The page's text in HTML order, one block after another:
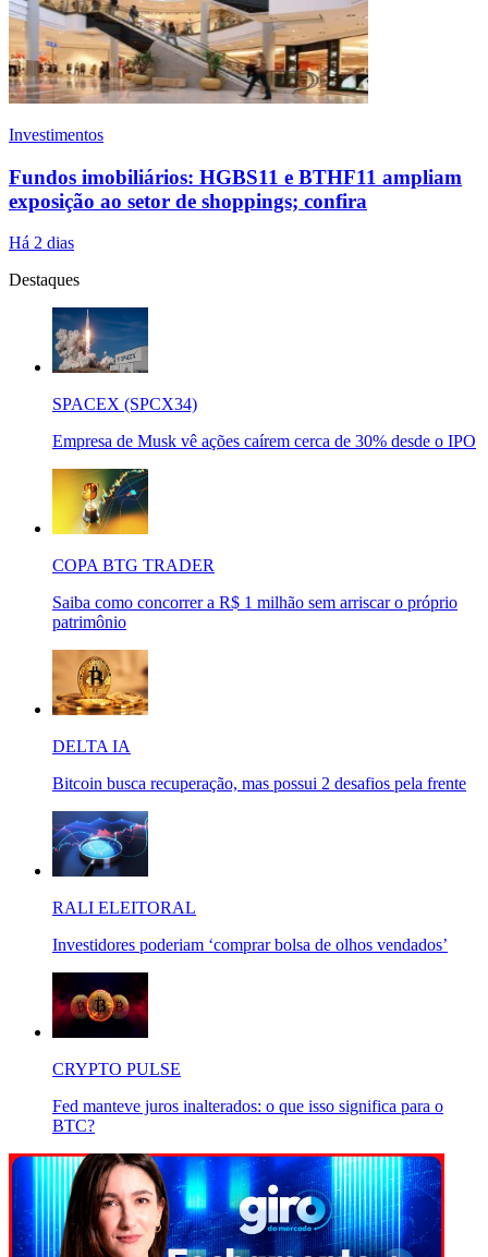
Investimentos
Fundos imobiliários: HGBS11 e BTHF11 ampliam
exposição ao setor de shoppings; confira
Há 2 dias
Destaques
SPACEX (SPCX34)
Empresa de Musk vê ações caírem cerca de 30% desde o IPO
COPA BTG TRADER
Saiba como concorrer a R$ 1 milhão sem arriscar o próprio
patrimônio
DELTA IA
Bitcoin busca recuperação, mas possui 2 desafios pela frente
RALI ELEITORAL
Investidores poderiam ‘comprar bolsa de olhos vendados’
CRYPTO PULSE
Fed manteve juros inalterados: o que isso significa para o
BTC?